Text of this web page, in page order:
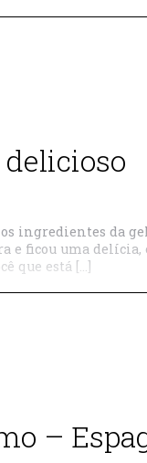
ingredientes da
e ficou uma
que está […]
–